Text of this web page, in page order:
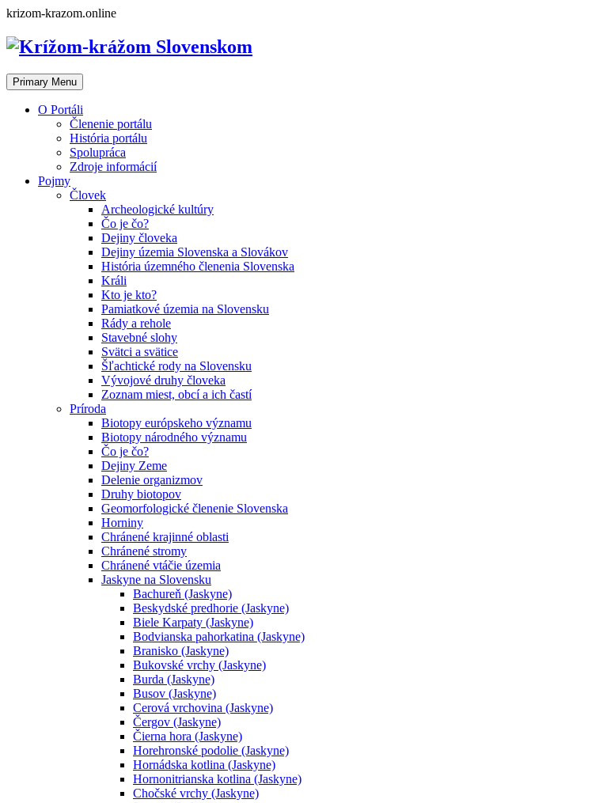
Skip
content
krizom-krazom.online
Primary Menu
O Portáli
Členenie portálu
História portálu
Spolupráca
Zdroje informácií
Pojmy
Človek
Archeologické kultúry
Čo je čo?
Dejiny človeka
Dejiny územia Slovenska a Slovákov
História územného členenia Slovenska
Králi
Kto je kto?
Pamiatkové územia na Slovensku
Rády a rehole
Stavebné slohy
Svätci a svätice
Šľachtické rody na Slovensku
Vývojové druhy človeka
Zoznam miest, obcí a ich častí
Príroda
Biotopy európskeho významu
Biotopy národného významu
Čo je čo?
Dejiny Zeme
Delenie organizmov
Druhy biotopov
Geomorfologické členenie Slovenska
Horniny
Chránené krajinné oblasti
Chránené stromy
Chránené vtáčie územia
Jaskyne na Slovensku
Bachureň (Jaskyne)
Beskydské predhorie (Jaskyne)
Biele Karpaty (Jaskyne)
Bodvianska pahorkatina (Jaskyne)
Branisko (Jaskyne)
Bukovské vrchy (Jaskyne)
Burda (Jaskyne)
Busov (Jaskyne)
Cerová vrchovina (Jaskyne)
Čergov (Jaskyne)
Čierna hora (Jaskyne)
Horehronské podolie (Jaskyne)
Hornádska kotlina (Jaskyne)
Hornonitrianska kotlina (Jaskyne)
Chočské vrchy (Jaskyne)